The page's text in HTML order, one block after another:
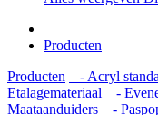
Producten
Producten
- Acryl
Etalagemateriaal
-
Maataanduiders
-